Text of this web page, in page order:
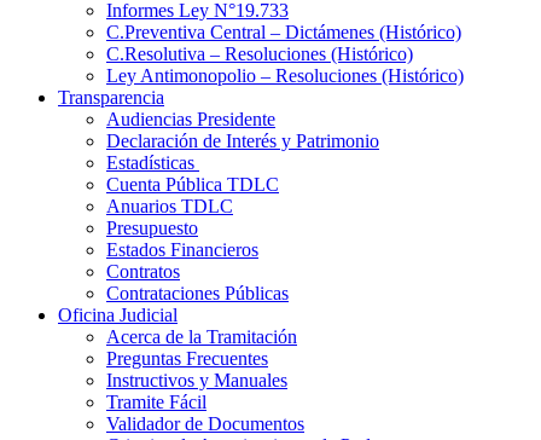
Informes Ley N°19.733
C.Preventiva Central – Dictámenes (Histórico)
C.Resolutiva – Resoluciones (Histórico)
Ley Antimonopolio – Resoluciones (Histórico)
Transparencia
Audiencias Presidente
Declaración de Interés y Patrimonio
Estadísticas
Cuenta Pública TDLC
Anuarios TDLC
Presupuesto
Estados Financieros
Contratos
Contrataciones Públicas
Oficina Judicial
Acerca de la Tramitación
Preguntas Frecuentes
Instructivos y Manuales
Tramite Fácil
Validador de Documentos